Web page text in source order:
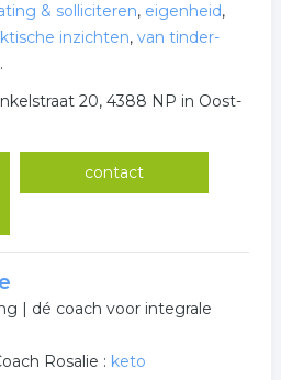
& solliciteren, eigenheid,
inzichten, van tinder-
.
20, 4388 NP in Oost-
contact
| dé coach voor integrale
Rosalie : keto